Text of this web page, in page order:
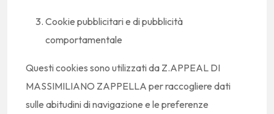
Cookie pubblicitari e di pubblicità
comportamentale
Questi cookies sono utilizzati da Z.APPEAL DI
MASSIMILIANO ZAPPELLA per raccogliere dati
sulle abitudini di navigazione e le preferenze